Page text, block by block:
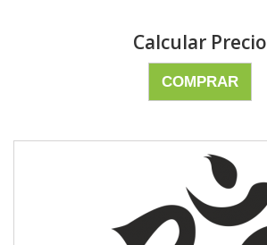
Calcular Precio
COMPRAR